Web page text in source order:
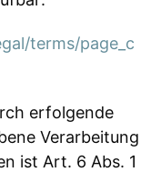
terms/page_c
erfolgende
Verarbeitung
ist Art. 6 Abs. 1